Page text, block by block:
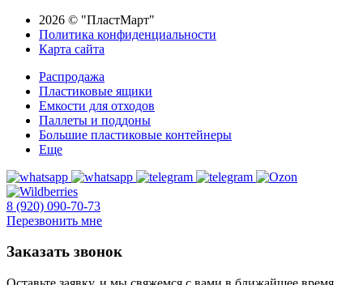
2026 © "ПластМарт"
Политика конфиденциальности
Карта сайта
Распродажа
Пластиковые ящики
Емкости для отходов
Паллеты и поддоны
Большие пластиковые контейнеры
Еще
8 (920) 090-70-73
Перезвонить мне
Заказать звонок